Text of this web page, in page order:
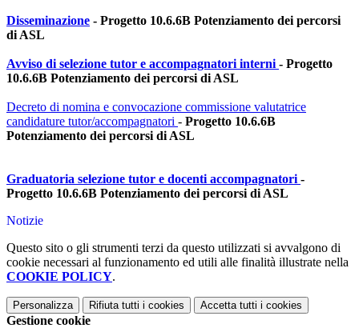
Disseminazione - Progetto 10.6.6B Potenziamento dei percorsi
di ASL
Avviso di selezione tutor e accompagnatori interni - Progetto
10.6.6B Potenziamento dei percorsi di ASL
Decreto di nomina e convocazione commissione valutatrice
candidature tutor/accompagnatori - Progetto 10.6.6B
Potenziamento dei percorsi di ASL
Graduatoria selezione tutor e docenti accompagnatori -
Progetto 10.6.6B Potenziamento dei percorsi di ASL
Notizie
Questo sito o gli strumenti terzi da questo utilizzati si avvalgono di
cookie necessari al funzionamento ed utili alle finalità illustrate nella
COOKIE POLICY.
Personalizza Rifiuta tutti i cookies Accetta tutti i cookies
Gestione cookie